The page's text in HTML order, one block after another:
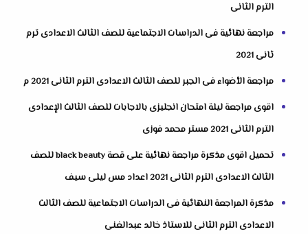
الترم الثانى
مراجعة نهائية فى الدراسات الاجتماعية للصف الثالث الاعدادى ترم
ثانى 2021
مراجعة الأضواء فى الجبر للصف الثالث الاعدادى الترم الثانى 2021 م
اقوى مراجعة ليلة امتحان انجليزى بالاجابات للصف الثالث الإعدادى
الترم الثانى 2021 مستر محمد فوزى
تحميل اقوى مذكرة مراجعة نهائية على قصة black beauty للصف
الثالث الاعدادى الترم الثانى 2021 اعداد مس ليلى سيف
مذكرة المراجعة النهائية فى الدراسات الاجتماعية للصف الثالث
الاعدادى الترم الثانى للاستاذ خالد عبدالغنى